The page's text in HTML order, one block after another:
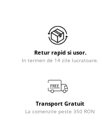
Retur rapid si usor.
In termen de 14 zile lucratoare.
Transport Gratuit
La comenzile peste 350 RON